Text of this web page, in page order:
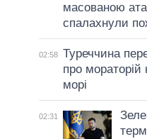
масованою
спалахнули
02:58 Туреччина
про
морі
02:31